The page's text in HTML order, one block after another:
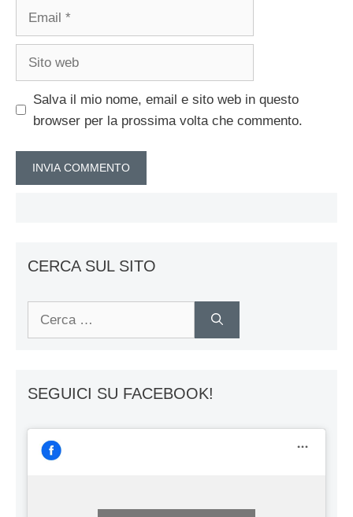
Salva il mio nome, email e sito web in questo
browser per la prossima volta che commento.
CERCA SUL SITO
Ricerca
SEGUICI SU FACEBOOK!